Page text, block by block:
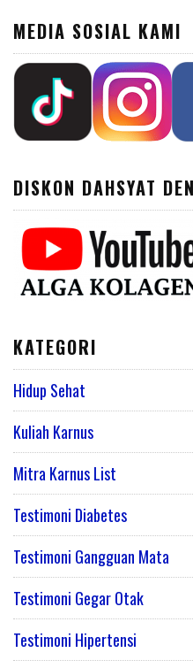
MEDIA SOSIAL KAMI
DISKON DAHSYAT
KATEGORI
Hidup Sehat
Kuliah Karnus
Mitra Karnus List
Testimoni Diabetes
Testimoni Gangguan Mata
Testimoni Gegar Otak
Testimoni Hipertensi